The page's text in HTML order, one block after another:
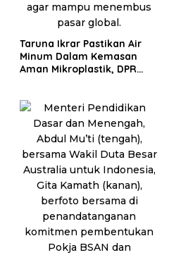
Taruna Ikrar Pastikan Air
Minum Dalam Kemasan
Aman Mikroplastik, DPR